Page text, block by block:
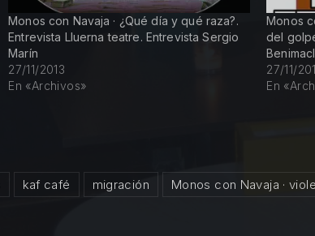
Monos con Navaja · ¿Qué día y qué raza?.
Entrevista Lluerna teatre. Entrevista Sergio
Marín
27/11/2013
En «Archivos»
Monos
del
27/11/
En
kaf café migración Monos con Navaja ·